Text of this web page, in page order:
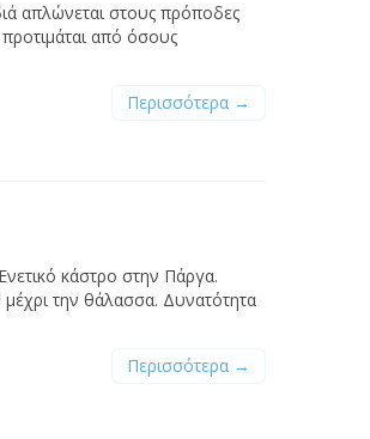
απλώνεται στους πρόποδες
από όσους
Περισσότερα →
κάστρο στην Πάργα.
την θάλασσα. Δυνατότητα
Περισσότερα →